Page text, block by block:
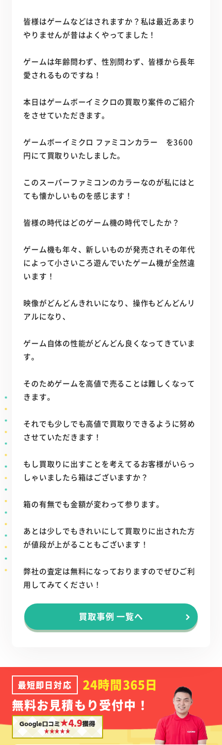
皆様はゲームなどはされますか？私は最近あまり
やりませんが昔はよくやってました！
ゲームは年齢問わず、性別問わず、皆様から長年
愛されるものですね！
本日はゲームボーイミクロの買取り案件のご紹介
をさせていただきます。
ゲームボーイミクロ ファミコンカラー を3600
円にて買取りいたしました。
このスーパーファミコンのカラーなのが私にはと
ても懐かしいものを感じます！
皆様の時代はどのゲーム機の時代でしたか？
ゲーム機も年々、新しいものが発売されその年代
によって小さいころ遊んでいたゲーム機が全然違
います！
映像がどんどんきれいになり、操作もどんどんリ
アルになり、
ゲーム自体の性能がどんどん良くなってきていま
す。
そのためゲームを高値で売ることは難しくなって
きます。
それでも少しでも高値で買取りできるように努め
させていただきます！
もし買取りに出すことを考えてるお客様がいらっ
しゃいましたら箱はございますか？
箱の有無でも金額が変わって参ります。
あとは少しでもきれいにして買取りに出された方
が値段が上がることもございます！
弊社の査定は無料になっておりますのでぜひご利
用してみてください！
買取事例 一覧へ
最短即日対応
24時間365日
無料お見積もり受付中！
Google口コミ★4.9獲得